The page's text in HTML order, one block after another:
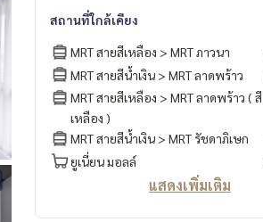
สถานที่ใกล้เคียง
MRT สายสีเหลือง > MRT ภาวนา
MRT สายสีน้ำเงิน > MRT ลาดพร้าว
MRT สายสีเหลือง > MRT ลาดพร้าว ( สี
เหลือง )
MRT สายสีน้ำเงิน > MRT รัชดาภิเษก
ยูเนี่ยน มอลล์
แสดงเพิ่มเติม